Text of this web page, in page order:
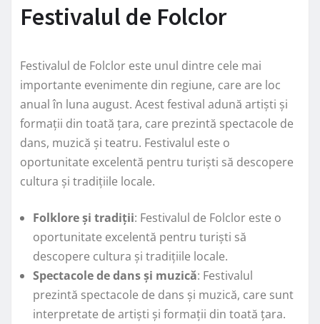
Festivalul de Folclor
Festivalul de Folclor este unul dintre cele mai
importante evenimente din regiune, care are loc
anual în luna august. Acest festival adună artiști și
formații din toată țara, care prezintă spectacole de
dans, muzică și teatru. Festivalul este o
oportunitate excelentă pentru turiști să descopere
cultura și tradițiile locale.
Folklore și tradiții: Festivalul de Folclor este o
oportunitate excelentă pentru turiști să
descopere cultura și tradițiile locale.
Spectacole de dans și muzică: Festivalul
prezintă spectacole de dans și muzică, care sunt
interpretate de artiști și formații din toată țara.